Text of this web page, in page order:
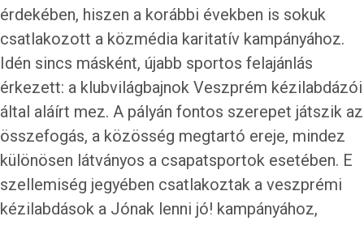
érdekében, hiszen a korábbi években is sokuk
csatlakozott a közmédia karitatív kampányához.
Idén sincs másként, újabb sportos felajánlás
érkezett: a klubvilágbajnok Veszprém kézilabdázói
által aláírt mez. A pályán fontos szerepet játszik az
összefogás, a közösség megtartó ereje, mindez
különösen látványos a csapatsportok esetében. E
szellemiség jegyében csatlakoztak a veszprémi
kézilabdások a Jónak lenni jó! kampányához,